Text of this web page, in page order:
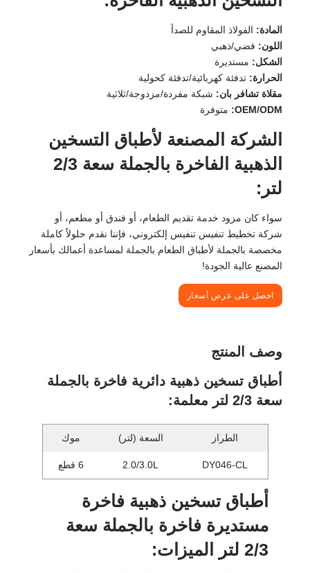
المادة: الفولاذ المقاوم للصدأ
اللون: فضي/ذهبي
الشكل: مستديرة
الحرارة:تدفئة كهربائية/تدفئة كحولية
مقلاة تشافر بان: شبكة مفردة/مزدوجة/ثلاثية
OEM/ODM:
متوفرة
الشركة المصنعة لأطباق التسخين
الذهبية الفاخرة بالجملة سعة 2/3
لتر:
سواء كان مزود خدمة تقديم الطعام، أو فندق أو مطعم، أو
شركة تخطيط تنفيس تنفيس إلكتروني، فإننا نقدم حلولاً كاملة
مخصصة بالجملة لأطباق الطعام بالجملة لمساعدة أعمالك بأسعار
المصنع عالية الجودة!
احصل على عرض أسعار
وصف المنتج
أطباق تسخين ذهبية دائرية فاخرة بالجملة
سعة 2/3 لتر معلمة:
الطراز السعة (لتر) موك
DY046-CL
2.0/3.0L 6 قطع
أطباق تسخين ذهبية فاخرة
مستديرة فاخرة بالجملة سعة
2/3 لتر الميزات: